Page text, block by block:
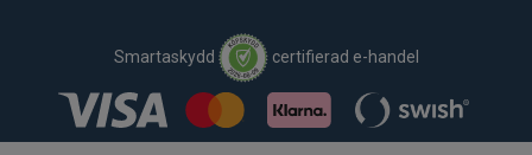
Smartaskydd certifierad e-handel